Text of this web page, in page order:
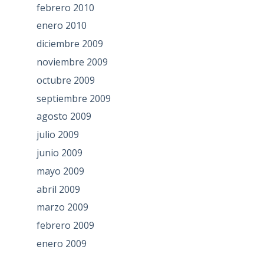
febrero 2010
enero 2010
diciembre 2009
noviembre 2009
octubre 2009
septiembre 2009
agosto 2009
julio 2009
junio 2009
mayo 2009
abril 2009
marzo 2009
febrero 2009
enero 2009